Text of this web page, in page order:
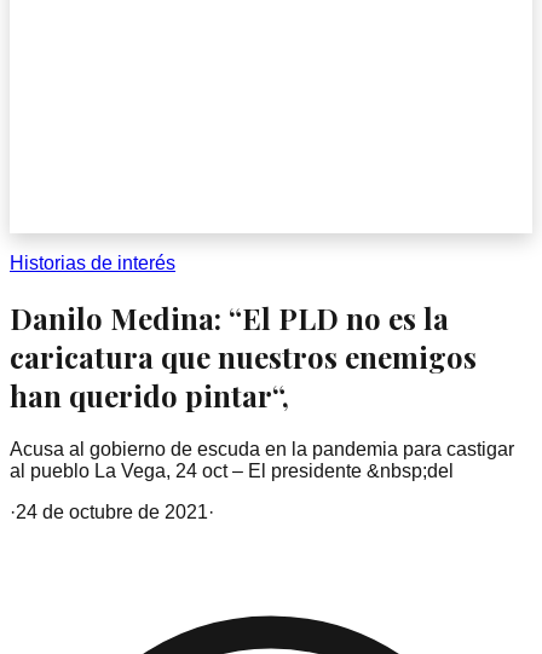
Historias de interés
Danilo Medina: “El PLD no es la
caricatura que nuestros enemigos
han querido pintar“,
Acusa al gobierno de escuda en la pandemia para castigar
al pueblo La Vega, 24 oct – El presidente &nbsp;del
·24 de octubre de 2021·